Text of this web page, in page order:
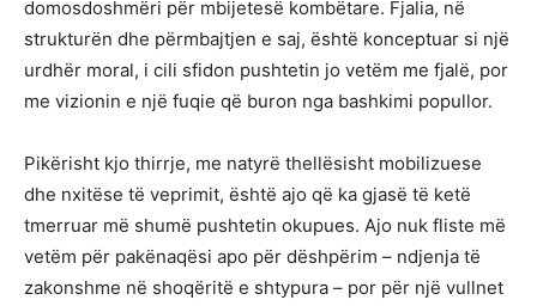
domosdoshmëri për mbijetesë kombëtare. Fjalia, në
strukturën dhe përmbajtjen e saj, është konceptuar si një
urdhër moral, i cili sfidon pushtetin jo vetëm me fjalë, por
me vizionin e një fuqie që buron nga bashkimi popullor.
Pikërisht kjo thirrje, me natyrë thellësisht mobilizuese
dhe nxitëse të veprimit, është ajo që ka gjasë të ketë
tmerruar më shumë pushtetin okupues. Ajo nuk fliste më
vetëm për pakënaqësi apo për dëshpërim – ndjenja të
zakonshme në shoqëritë e shtypura – por për një vullnet